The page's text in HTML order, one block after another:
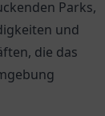
Parks,
und
die das